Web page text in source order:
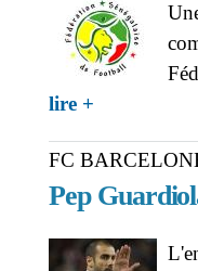
lire +
FC
Pep